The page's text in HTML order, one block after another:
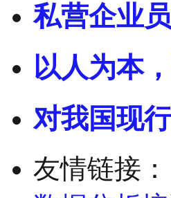
私营企业
以人为本
对我国现
友情链接：